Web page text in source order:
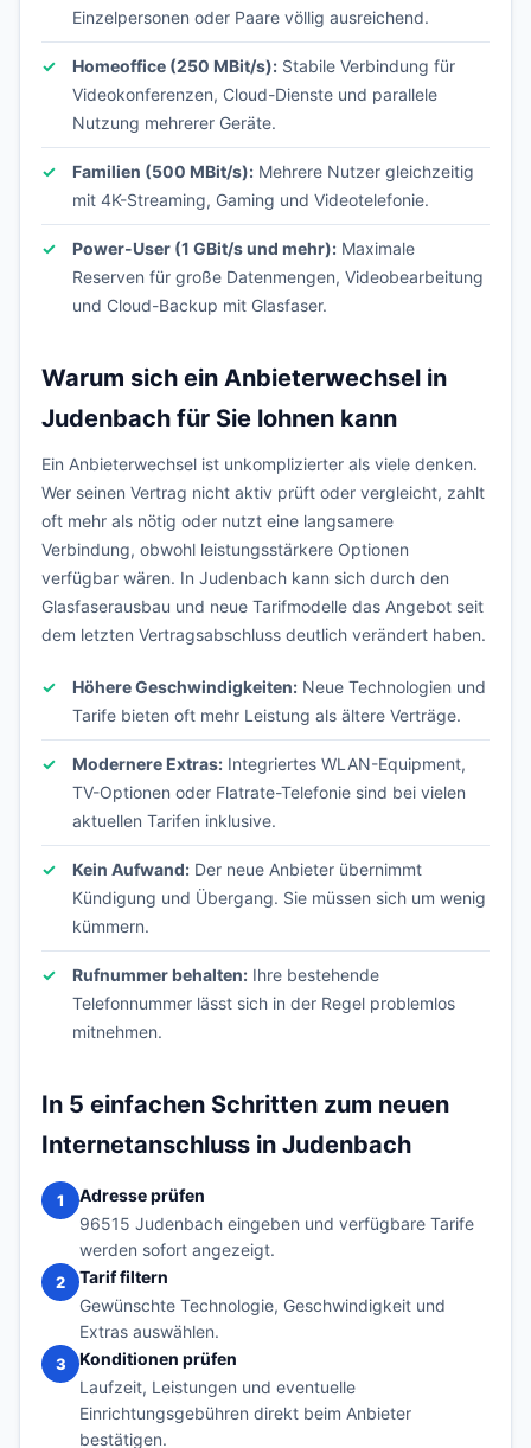
Einzelpersonen oder Paare völlig ausreichend.
Homeoffice (250 MBit/s): Stabile Verbindung für
Videokonferenzen, Cloud-Dienste und parallele
Nutzung mehrerer Geräte.
Familien (500 MBit/s): Mehrere Nutzer gleichzeitig
mit 4K-Streaming, Gaming und Videotelefonie.
Power-User (1 GBit/s und mehr): Maximale
Reserven für große Datenmengen, Videobearbeitung
und Cloud-Backup mit Glasfaser.
Warum sich ein Anbieterwechsel in
Judenbach für Sie lohnen kann
Ein Anbieterwechsel ist unkomplizierter als viele denken.
Wer seinen Vertrag nicht aktiv prüft oder vergleicht, zahlt
oft mehr als nötig oder nutzt eine langsamere
Verbindung, obwohl leistungsstärkere Optionen
verfügbar wären. In Judenbach kann sich durch den
Glasfaserausbau und neue Tarifmodelle das Angebot seit
dem letzten Vertragsabschluss deutlich verändert haben.
Höhere Geschwindigkeiten: Neue Technologien und
Tarife bieten oft mehr Leistung als ältere Verträge.
Modernere Extras: Integriertes WLAN-Equipment,
TV-Optionen oder Flatrate-Telefonie sind bei vielen
aktuellen Tarifen inklusive.
Kein Aufwand: Der neue Anbieter übernimmt
Kündigung und Übergang. Sie müssen sich um wenig
kümmern.
Rufnummer behalten: Ihre bestehende
Telefonnummer lässt sich in der Regel problemlos
mitnehmen.
In 5 einfachen Schritten zum neuen
Internetanschluss in Judenbach
1
Adresse prüfen
96515 Judenbach eingeben und verfügbare Tarife
werden sofort angezeigt.
2
Tarif filtern
Gewünschte Technologie, Geschwindigkeit und
Extras auswählen.
3
Konditionen prüfen
Laufzeit, Leistungen und eventuelle
Einrichtungsgebühren direkt beim Anbieter
bestätigen.